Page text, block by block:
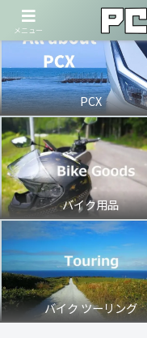
PCX
バイク用品
バイク ツーリング
メニュー